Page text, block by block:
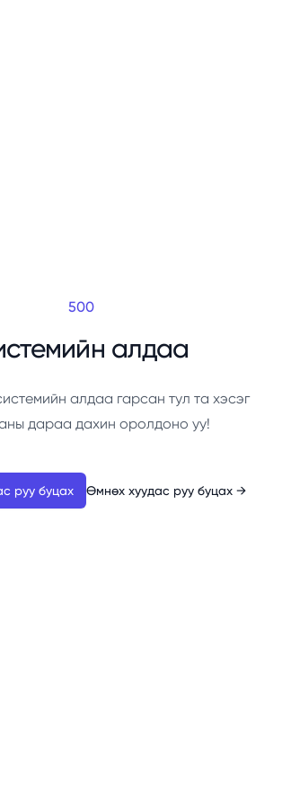
500
алдаа
алдаа гарсан тул та хэсэг
дараа дахин оролдоно уу!
руу буцах Өмнөх хуудас руу буцах →